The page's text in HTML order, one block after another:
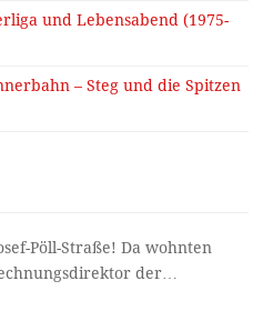
und Lebensabend (1975-
– Steg und die Spitzen
Pöll-Straße! Da wohnten
der…